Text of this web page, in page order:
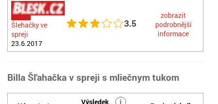
Šlehačky ve
spreji
23.6.2017
3.5
zobrazit
podrobnější
informace
Billa Šl'ahačka v spreji s mliečnym tukom
Výsledek i